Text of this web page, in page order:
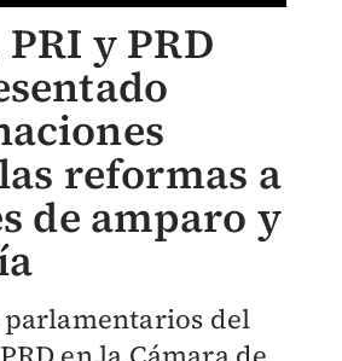
PRI y PRD
reformas a
de amparo y
parlamentarios del